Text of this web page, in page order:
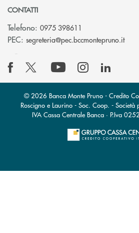
CONTATTI
Telefono: 0975 398611
PEC: segreteria@pec.bccmontepruno.it(si
© 2026 Banca Monte Pruno - Credito
Roscigno e Laurino - Soc. Coop. -
IVA Cassa Centrale Banca · P.Iva